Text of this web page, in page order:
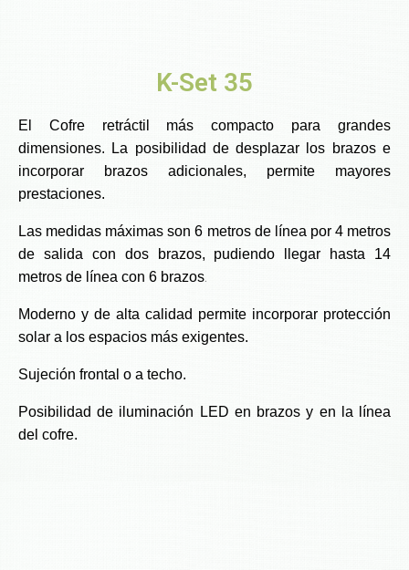
K-Set 35
El Cofre retráctil más compacto para grandes
dimensiones. La posibilidad de desplazar los brazos e
incorporar brazos adicionales, permite mayores
prestaciones.
Las medidas máximas son 6 metros de línea por 4 metros
de salida con dos brazos, pudiendo llegar hasta 14
metros de línea con 6 brazos.
Moderno y de alta calidad permite incorporar protección
solar a los espacios más exigentes.
Sujeción frontal o a techo.
Posibilidad de iluminación LED en brazos y en la línea
del cofre.